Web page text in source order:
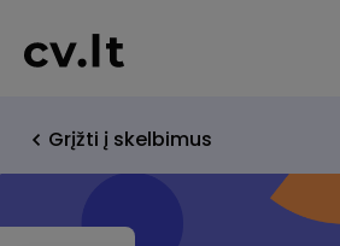
Grįžti į skelbimus